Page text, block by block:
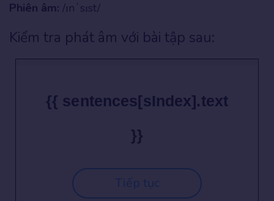
Phiên âm: /ɪnˈsɪst/
Kiểm tra phát âm với bài tập sau:
{{ sentences[sIndex].text
}}
Tiếp tục